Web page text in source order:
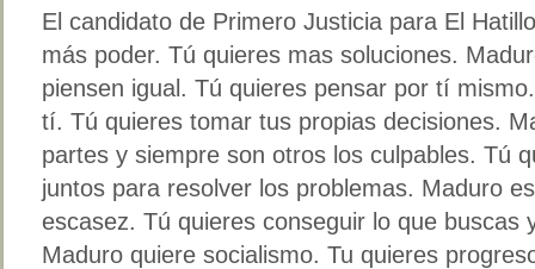
El candidato de Primero Justicia para El
más poder. Tú quieres mas soluciones.
piensen igual. Tú quieres pensar por tí
tí. Tú quieres tomar tus propias decisiones.
partes y siempre son otros los culpables. Tú
juntos para resolver los problemas. Maduro
escasez. Tú quieres conseguir lo que buscas
Maduro quiere socialismo. Tu quieres